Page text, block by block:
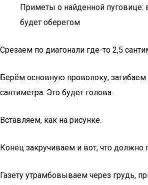
Приметы о найденной пуговице:
будет оберегом
Срезаем по диагонали где-то 2,5
Берём основную проволоку,
сантиметра. Это будет голова.
Вставляем, как на рисунке.
Конец закручиваем и вот, что должно
Газету утрамбовываем через грудь,